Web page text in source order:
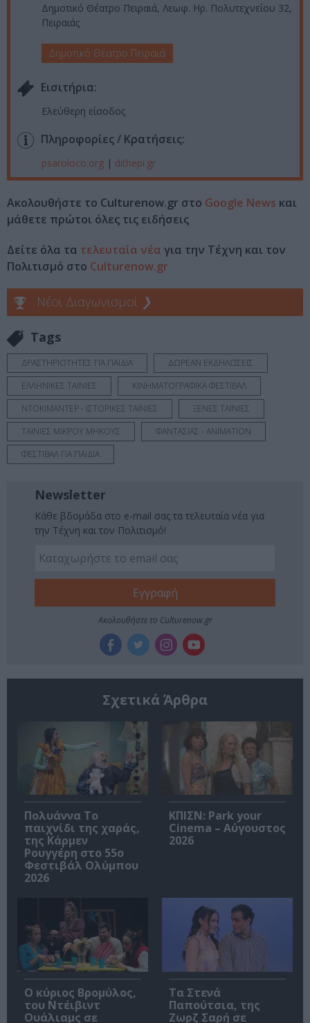
Δημοτικό Θέατρο Πειραιά, Λεωφ. Ηρ. Πολυτεχνείου 32,
Πειραιάς
Δημοτικό Θέατρο Πειραιά
Eισιτήρια:
Ελεύθερη είσοδος
Πληροφορίες / Κρατήσεις:
psaroloco.org | dithepi.gr
Ακολουθήστε το Culturenow.gr στο Google News και
μάθετε πρώτοι όλες τις ειδήσεις
Δείτε όλα τα τελευταία νέα για την Τέχνη και τον
Πολιτισμό στο Culturenow.gr
Νέοι Διαγωνισμοί ❯
Tags
ΔΡΑΣΤΗΡΙΟΤΗΤΕΣ ΓΙΑ ΠΑΙΔΙΑ
ΔΩΡΕΑΝ ΕΚΔΗΛΩΣΕΙΣ
ΕΛΛΗΝΙΚΕΣ ΤΑΙΝΙΕΣ
ΚΙΝΗΜΑΤΟΓΡΑΦΙΚΑ ΦΕΣΤΙΒΑΛ
ΝΤΟΚΙΜΑΝΤΕΡ - ΙΣΤΟΡΙΚΕΣ ΤΑΙΝΙΕΣ
ΞΕΝΕΣ ΤΑΙΝΙΕΣ
ΤΑΙΝΙΕΣ ΜΙΚΡΟΥ ΜΗΚΟΥΣ
ΦΑΝΤΑΣΙΑΣ - ANIMATION
ΦΕΣΤΙΒΑΛ ΓΙΑ ΠΑΙΔΙΑ
Newsletter
Κάθε βδομάδα στο e-mail σας τα τελευταία νέα για
την Τέχνη και τον Πολιτισμό!
Ακολουθήστε το Culturenow.gr
Σχετικά Άρθρα
Πολυάννα Το
παιχνίδι της χαράς,
της Κάρμεν
Ρουγγέρη στο 55ο
Φεστιβάλ Ολύμπου
2026
ΚΠΙΣΝ: Park your
Cinema – Αύγουστος
2026
O κύριος Βρομύλος,
του Ντέιβιντ
Ουάλιαμς σε
Τα Στενά
Παπούτσια, της
Ζωρζ Σαρή σε